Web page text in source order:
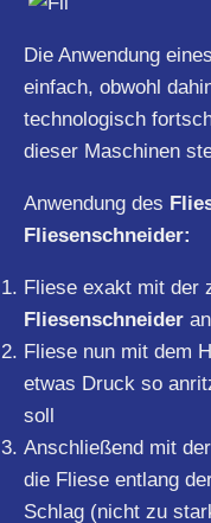
Die Anwendung eines
einfach, obwohl
technologisch
dieser Maschinen
Anwendung des
Fliesenschneider:
Fliese exakt mit der
Fliesenschneider
Fliese nun mit dem
etwas Druck so
soll
Anschließend mit
die Fliese entlang
Schlag (nicht zu